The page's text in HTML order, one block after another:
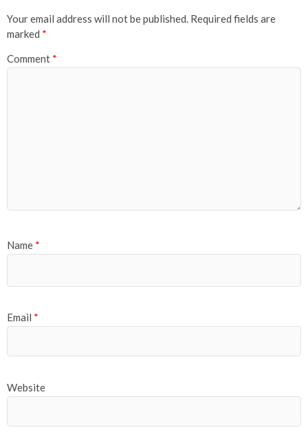
Your email address will not be published. Required fields are
marked *
Comment *
Name *
Email *
Website